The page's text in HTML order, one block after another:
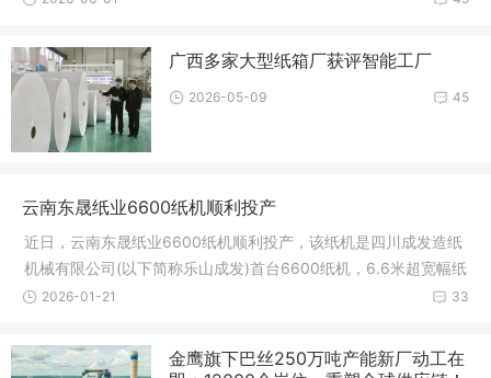
广西多家大型纸箱厂获评智能工厂
45
2026-05-09
云南东晟纸业6600纸机顺利投产
近日，云南东晟纸业6600纸机顺利投产，该纸机是四川成发造纸
机械有限公司(以下简称乐山成发)首台6600纸机，6.6米超宽幅纸
幅舒展
33
2026-01-21
金鹰旗下巴丝250万吨产能新厂动工在